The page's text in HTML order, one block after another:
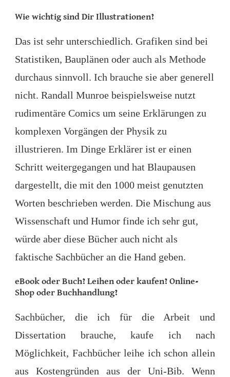
Wie wichtig sind Dir Illustrationen?
Das ist sehr unterschiedlich. Grafiken sind bei
Statistiken, Bauplänen oder auch als Methode
durchaus sinnvoll. Ich brauche sie aber generell
nicht. Randall Munroe beispielsweise nutzt
rudimentäre Comics um seine Erklärungen zu
komplexen Vorgängen der Physik zu
illustrieren. Im Dinge Erklärer ist er einen
Schritt weitergegangen und hat Blaupausen
dargestellt, die mit den 1000 meist genutzten
Worten beschrieben werden. Die Mischung aus
Wissenschaft und Humor finde ich sehr gut,
würde aber diese Bücher auch nicht als
faktische Sachbücher an die Hand geben.
eBook oder Buch? Leihen oder kaufen? Online-
Shop oder Buchhandlung?
Sachbücher, die ich für die Arbeit und
Dissertation brauche, kaufe ich nach
Möglichkeit, Fachbücher leihe ich schon allein
aus Kostengründen aus der Uni-Bib. Wenn